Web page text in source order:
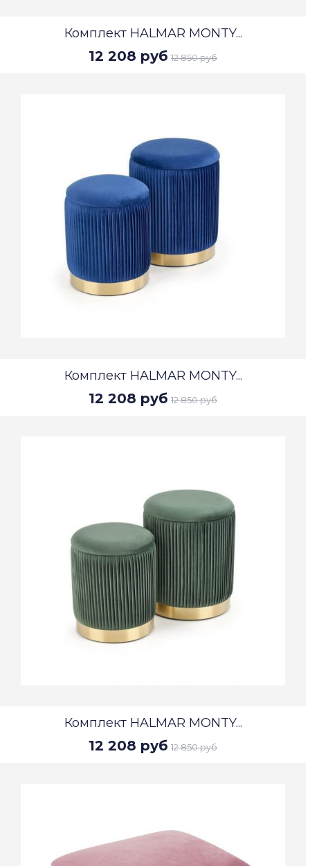
Комплект HALMAR MONTY...
12 208 руб 12 850 руб
Комплект HALMAR MONTY...
12 208 руб 12 850 руб
Комплект HALMAR MONTY...
12 208 руб 12 850 руб